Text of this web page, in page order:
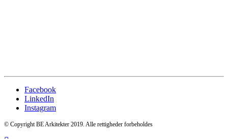
Facebook
LinkedIn
Instagram
© Copyright BE Arkitekter 2019. Alle rettigheder forbeholdes